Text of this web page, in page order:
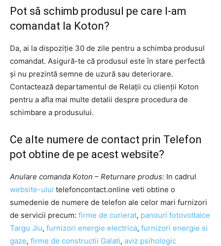
Pot să schimb produsul pe care l-am
comandat la Koton?
Da, ai la dispoziție 30 de zile pentru a schimba produsul
comandat. Asigură-te că produsul este în stare perfectă
și nu prezintă semne de uzură sau deteriorare.
Contactează departamentul de Relații cu clienții Koton
pentru a afla mai multe detalii despre procedura de
schimbare a produsului.
Ce alte numere de contact prin Telefon
pot obtine de pe acest website?
Anulare comanda Koton – Returnare produs: In cadrul
website-ului telefoncontact.online veti obtine o
sumedenie de numere de telefon ale celor mari furnizori
de servicii precum: firme de curierat, panouri fotovoltaice
Targu Jiu, furnizori energie electrica, furnizori energie si
gaze, firme de constructii Galati, aviz psihologic